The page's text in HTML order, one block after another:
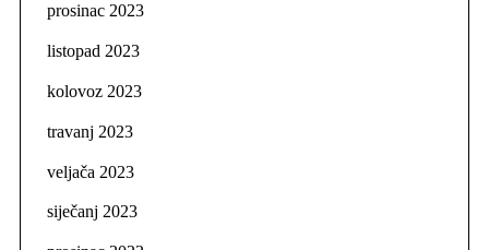
prosinac 2023
listopad 2023
kolovoz 2023
travanj 2023
veljača 2023
siječanj 2023